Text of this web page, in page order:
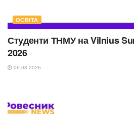
ОСВІТА
Студенти ТНМУ на Vilnius
2026
06.08.2026